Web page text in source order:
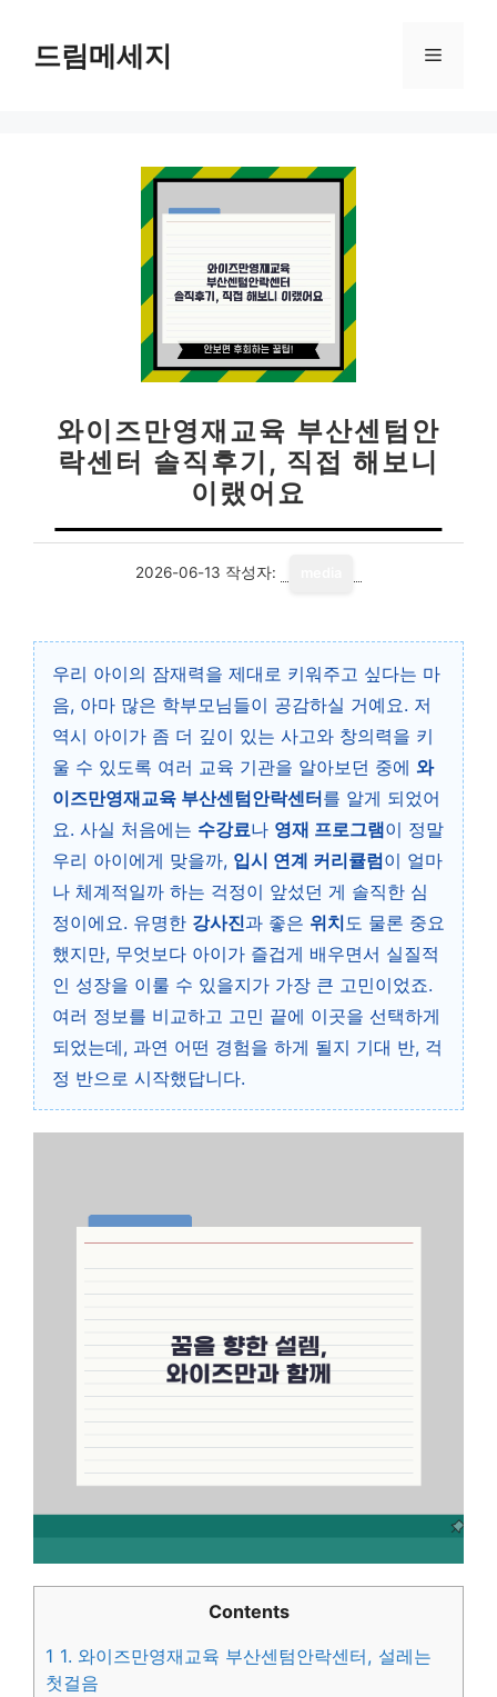
드림메세지 메
와이즈만영재교육 부산센텀안
락센터 솔직후기, 직접 해보니
이랬어요
2026-06-13 작성자:
우리 아이의 잠재력을 제대로 키워주고 싶다는 마
음, 아마 많은 학부모님들이 공감하실 거예요. 저
역시 아이가 좀 더 깊이 있는 사고와 창의력을 키
울 수 있도록 여러 교육 기관을 알아보던 중에 와
이즈만영재교육 부산센텀안락센터를 알게 되었어
요. 사실 처음에는 수강료나 영재 프로그램이 정말
우리 아이에게 맞을까, 입시 연계 커리큘럼이 얼마
나 체계적일까 하는 걱정이 앞섰던 게 솔직한 심
정이에요. 유명한 강사진과 좋은 위치도 물론 중요
했지만, 무엇보다 아이가 즐겁게 배우면서 실질적
인 성장을 이룰 수 있을지가 가장 큰 고민이었죠.
여러 정보를 비교하고 고민 끝에 이곳을 선택하게
되었는데, 과연 어떤 경험을 하게 될지 기대 반, 걱
정 반으로 시작했답니다.
Contents
1 1. 와이즈만영재교육 부산센텀안락센터, 설레는
첫걸음